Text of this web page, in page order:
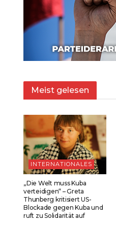
Meist gelesen
INTERNATIONALES
„Die Welt muss Kuba
verteidigen“ – Greta
Thunberg kritisiert US-
Blockade gegen Kuba und
ruft zu Solidarität auf